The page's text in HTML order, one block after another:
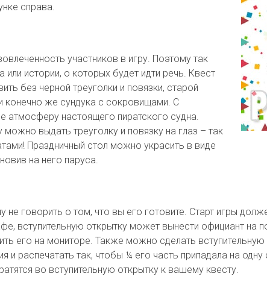
справа.
участников в игру. Поэтому так
истории, о которых будет идти речь. Квест
без черной треуголки и повязки, старой
конечно же сундука с сокровищами. С
настоящего пиратского судна.
выдать треуголку и повязку на глаз – так
Праздничный стол можно украсить в виде
на него паруса.
не говорить о том, что вы его готовите. Старт игры
вступительную открытку может вынести официант
его на мониторе. Также можно сделать
и распечатать так, чтобы ¼ его часть припадала на
во вступительную открытку к вашему квесту.